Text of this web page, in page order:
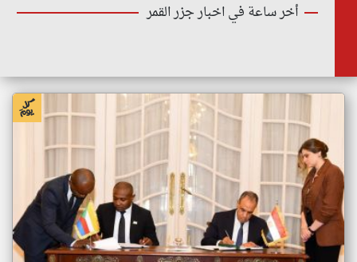
أخر ساعة في اخبار جزر القمر